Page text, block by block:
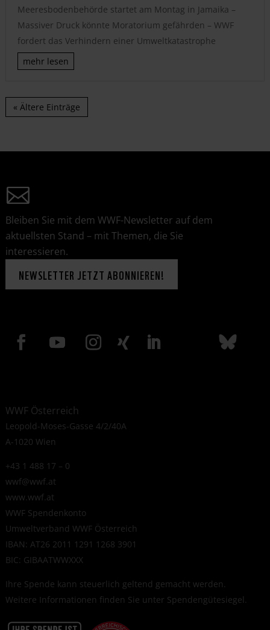
Meeresbodenbehörde startet am Montag in Jamaika –
Massiver Druck könnte Moratorium gefährden – WWF
fordert das Verhindern einer Umweltkatastrophe
mehr lesen
« Ältere Einträge
Bleiben Sie mit dem WWF-Newsletter auf dem
aktuellsten Stand – mit Themen, die Sie
interessieren.
NEWSLETTER JETZT ABONNIEREN!
WWF Österreich
Leopold-Moses-Gasse 4/2/40A
A-1020 Wien
+43 1 488 17 – 0
wwf@wwf.at
www.wwf.at
WWF Spendenkonto
Umweltverband WWF Österreich
IBAN: AT26 2011 1291 1268 3901
BIC: GIBAATWWXXX
Ihre Spende kann steuerlich geltend gemacht werden.
Weitere Informationen finden Sie unter Spendengütesiegel.